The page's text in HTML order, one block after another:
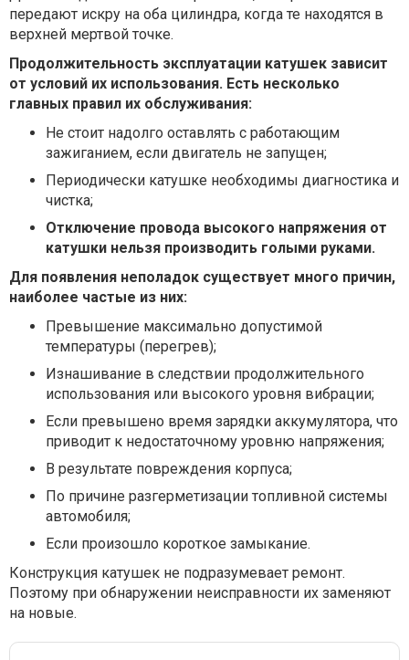
передают искру на оба цилиндра, когда те находятся в
верхней мертвой точке.
Продолжительность эксплуатации катушек зависит
от условий их использования. Есть несколько
главных правил их обслуживания:
Не стоит надолго оставлять с работающим
зажиганием, если двигатель не запущен;
Периодически катушке необходимы диагностика и
чистка;
Отключение провода высокого напряжения от
катушки нельзя производить голыми руками.
Для появления неполадок существует много причин,
наиболее частые из них:
Превышение максимально допустимой
температуры (перегрев);
Изнашивание в следствии продолжительного
использования или высокого уровня вибрации;
Если превышено время зарядки аккумулятора, что
приводит к недостаточному уровню напряжения;
В результате повреждения корпуса;
По причине разгерметизации топливной системы
автомобиля;
Если произошло короткое замыкание.
Конструкция катушек не подразумевает ремонт.
Поэтому при обнаружении неисправности их заменяют
на новые.